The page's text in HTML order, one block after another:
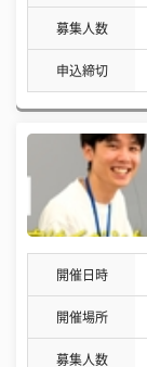
募集人数
申込締切
開催日時
開催場所
募集人数